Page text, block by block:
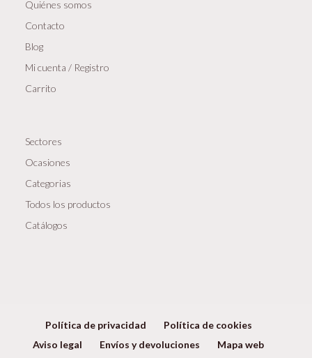
Quiénes somos
Contacto
Blog
Mi cuenta / Registro
Carrito
Sectores
Ocasiones
Categorias
Todos los productos
Catálogos
Política de privacidad
Política de cookies
Aviso legal
Envíos y devoluciones Mapa web